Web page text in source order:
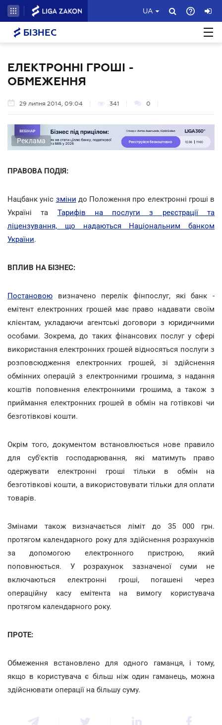
UA
БІЗНЕС
ЕЛЕКТРОННІ ГРОШІ -
ОБМЕЖЕННЯ
29 липня 2014, 09:04 341 0
Реклама
ПРАВОВА ПОДІЯ:
Нацбанк уніс зміни до Положення про електронні гроші в
Україні та Тарифів на послуги з реєстрації та
ліцензування, що надаються Національним банком
України.
ВПЛИВ НА БІЗНЕС:
Постановою визначено перелік фінпослуг, які банк -
емітент електронних грошей має право надавати своїм
клієнтам, укладаючи агентські договори з юридичними
особами. Зокрема, до таких фінансових послуг у сфері
використання електронних грошей відносяться послуги з
розповсюдження електронних грошей, зі здійснення
обмінних операцій з електронними грошима, з надання
коштів поповнення електронними грошима, а також з
приймання електронних грошей в обмін на готівкові чи
безготівкові кошти.
Окрім того, документом встановлюється нове правило
для суб'єктів господарювання, які матимуть право
одержувати електронні гроші тільки в обмін на
безготівкові кошти, а використовувати тільки для оплати
товарів.
Змінами також визначається ліміт до 35 000 грн.
протягом календарного року для здійснення розрахунків
за допомогою електронного пристрою, який
поповнюється. У розрахунок зазначеної суми не
включаються електронні гроші, погашені через
операційну касу емітента на вимогу користувача
протягом календарного року.
ПРОТЕ:
Обмеження встановлено для одного гаманця, і тому,
якщо в користувача є більш ніж один гаманець, можна
здійснювати операції на більшу суму.